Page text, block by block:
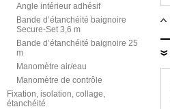
Angle intérieur adhésif
Bande d’étanchéité baignoire
Secure-Set 3,6 m
Bande d’étanchéité baignoire 25
m
Manomètre air/eau
Manomètre de contrôle
Fixation, isolation, collage,
étanchéité